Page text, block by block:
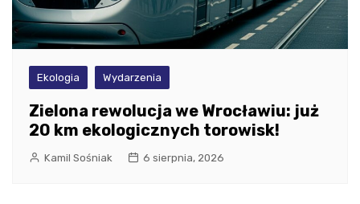
Ekologia Wydarzenia
Zielona rewolucja we Wrocławiu: już
20 km ekologicznych torowisk!
Kamil Sośniak 6 sierpnia, 2026